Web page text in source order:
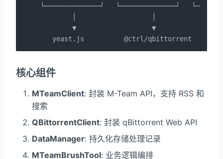
└──────────────┘   └──────────────┘
▼                   ▼
yeast.js          @ctrl/qbittorrent
核心组件
MTeamClient: 封装 M-Team API，支持 RSS 和
搜索
QBittorrentClient: 封装 qBittorrent Web API
DataManager: 持久化存储处理记录
MTeamBrushTool: 业务逻辑编排